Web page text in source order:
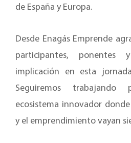
de España y Europa.
Desde Enagás Emprende
participantes, ponentes
implicación en esta
Seguiremos
ecosistema innovador
y el emprendimiento vayan